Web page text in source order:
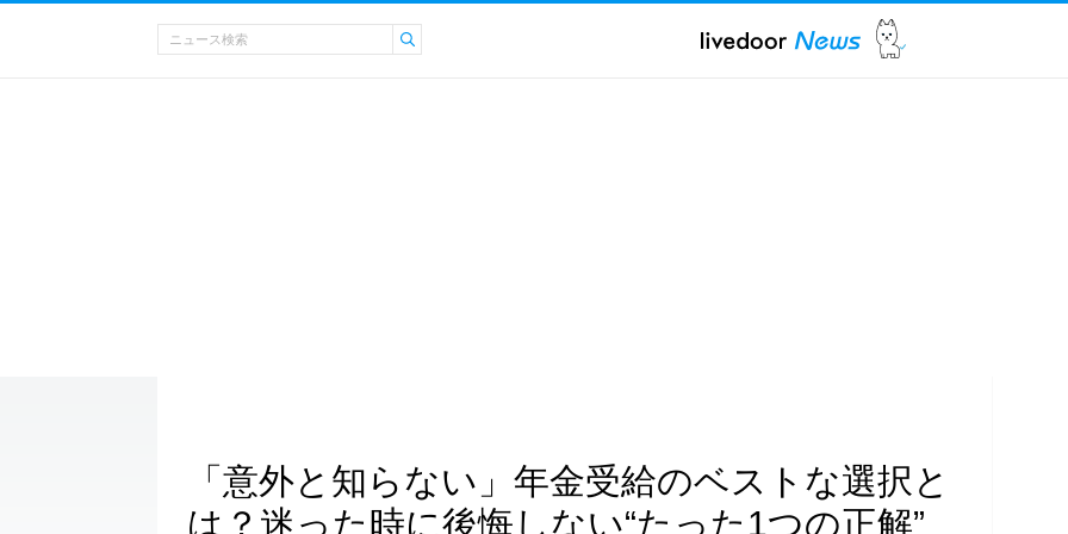
「意外と知らない」年金受給のベストな選択と
は？迷った時に後悔しない“たった1つの正解”